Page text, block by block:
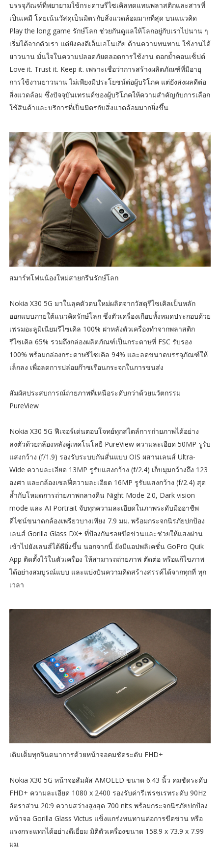
บรรจุภัณฑ์ที่พยายามใช้กระดาษรีไซเคิลทดแทนพลาสติกและสารที่
เป็นเคมี โดยเน้นวัสดุเป็นมิตรกับสิ่งแวดล้อมมากที่สุด บนแนวคิด
Play the long game รักษ์โลก ช่วยกันดูแลให้โลกอยู่กับเราไปนาน ๆ
เริ่มได้จากตัวเรา แต่ยังคงดีเอ็นเอโนเกีย ด้านความทนทาน ใช้งานได้
ยาวนาน มั่นใจในความปลอดภัยตลอดการใช้งาน ตอกย้ำคอนเซ็ปต์
Love it. Trust it. Keep it. เพราะเชื่อว่าการสร้างผลิตภัณฑ์ที่มีอายุ
การใช้งานยาวนาน ไม่เพียงมีประโยชน์ต่อผู้บริโภค แต่ยังส่งผลดีต่อ
สิ่งแวดล้อม ซึ่งปัจจุบันเทรนด์ของผู้บริโภคให้ความสำคัญกับการเลือก
ใช้สินค้าและบริการที่เป็นมิตรกับสิ่งแวดล้อมมากยิ่งขึ้น
สมาร์ทโฟนน้องใหม่สายกรีนรักษ์โลก
Nokia X30 5G มาในลุคตัวตนใหม่ผลิตจากวัสดุรีไซเคิลเป็นหลัก
ออกแบบภายใต้แนวคิดรักษ์โลก ซึ่งตัวเครื่องเกือบทั้งหมดประกอบด้วย
เฟรมอะลูมิเนียมรีไซเคิล 100% ฝาหลังตัวเครื่องทำจากพลาสติก
รีไซเคิล 65% รวมถึงกล่องผลิตภัณฑ์เป็นกระดาษที่ FSC รับรอง
100% พร้อมกล่องกระดาษรีไซเคิล 94% และลดขนาดบรรจุภัณฑ์ให้
เล็กลง เพื่อลดการปล่อยก๊าซเรือนกระจกในการขนส่ง
สัมผัสประสบการณ์ถ่ายภาพที่เหนือระดับกว่าด้วยนวัตกรรม
PureView
Nokia X30 5G ฟีเจอร์เด่นตอบโจทย์ทุกสไตล์การถ่ายภาพได้อย่าง
ลงตัวด้วยกล้องหลังคู่เทคโนโลยี PureView ความละเอียด 50MP รูรับ
แสงกว้าง (f/1.9) รองรับระบบกันสั่นแบบ OIS ผสานเลนส์ Ultra-
Wide ความละเอียด 13MP รูรับแสงกว้าง (f/2.4) เก็บมุมกว้างถึง 123
องศา และกล้องเซลฟี่ความละเอียด 16MP รูรับแสงกว้าง (f/2.4) สุด
ล้ำกับโหมดการถ่ายภาพกลางคืน Night Mode 2.0, Dark vision
mode และ AI Portrait จับทุกความละเอียดในภาพระดับมืออาชีพ
ดีไซน์ขนาดกล้องเพรียวบางเพียง 7.9 มม. พร้อมกระจกนิรภัยปกป้อง
เลนส์ Gorilla Glass DX+ ที่ป้องกันรอยขีดข่วนและช่วยให้แสงผ่าน
เข้าไปยังเลนส์ได้ดียิ่งขึ้น นอกจากนี้ ยังมีแอปพลิเคชั่น GoPro Quik
App ติดตั้งไว้ในตัวเครื่อง ให้สามารถถ่ายภาพ ตัดต่อ หรือแก้ไขภาพ
ได้อย่างสมบูรณ์แบบ และแบ่งปันความคิดสร้างสรรค์ได้จากทุกที่ ทุก
เวลา
เติมเต็มทุกจินตนาการด้วยหน้าจอคมชัดระดับ FHD+
Nokia X30 5G หน้าจอสัมผัส AMOLED ขนาด 6.43 นิ้ว คมชัดระดับ
FHD+ ความละเอียด 1080 x 2400 รองรับค่ารีเฟรชเรทระดับ 90Hz
อัตราส่วน 20:9 ความสว่างสูงสุด 700 nits พร้อมกระจกนิรภัยปกป้อง
หน้าจอ Gorilla Glass Victus แข็งแกร่งทนทานต่อการขีดข่วน หรือ
แรงกระแทกได้อย่างดีเยี่ยม มิติตัวเครื่องขนาด 158.9 x 73.9 x 7.99
มม.